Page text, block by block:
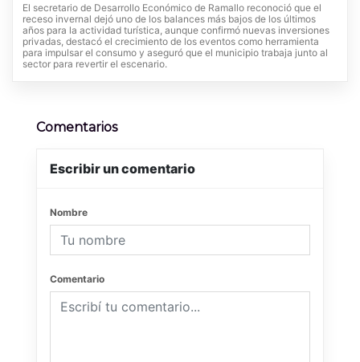
El secretario de Desarrollo Económico de Ramallo reconoció que el
receso invernal dejó uno de los balances más bajos de los últimos
años para la actividad turística, aunque confirmó nuevas inversiones
privadas, destacó el crecimiento de los eventos como herramienta
para impulsar el consumo y aseguró que el municipio trabaja junto al
sector para revertir el escenario.
Comentarios
Escribir un comentario
Nombre
Comentario